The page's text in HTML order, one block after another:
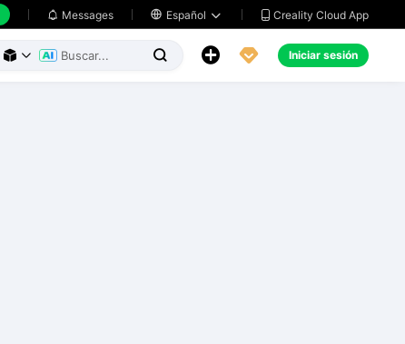
 Messages  Español   Creality Cloud App
     Iniciar sesión